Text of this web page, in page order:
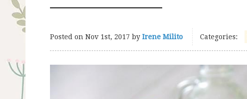
Posted on Nov 1st, 2017 by Irene Milito Categories: